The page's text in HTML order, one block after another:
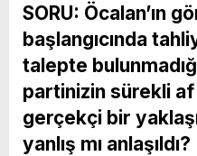
SORU: Öcalan’ın
başlangıcında
talepte
partinizin sürekli
gerçekçi bir
yanlış mı anlaşıldı?